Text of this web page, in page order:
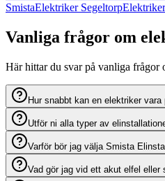
SmistaElektriker Segeltorp
Vanliga frågor om
Här hittar du svar på vanliga frågor
Hur snabbt kan en elektriker
Utför ni alla typer av
Varför bör jag välja Smista
Vad gör jag vid ett akut elfel eller